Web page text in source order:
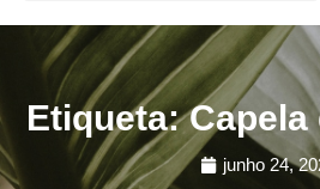
Etiqueta:
junho 24,